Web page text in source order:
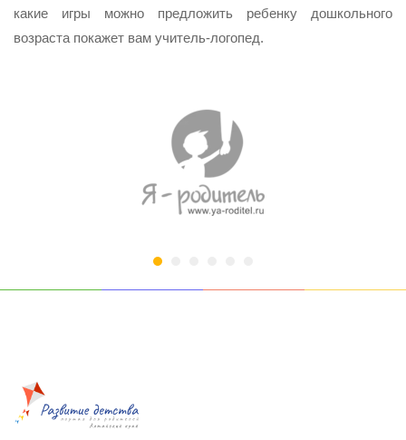
какие игры можно предложить ребенку дошкольного
возраста покажет вам учитель-логопед.